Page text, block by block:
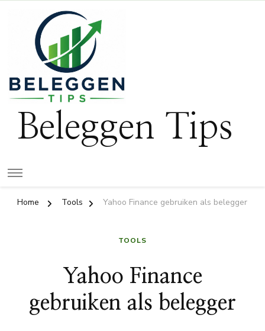
Beleggen Tips
Home Tools Yahoo Finance gebruiken als belegger
TOOLS
Yahoo Finance
gebruiken als belegger